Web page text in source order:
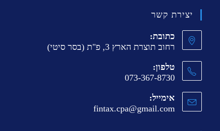
יצירת קשר
כתובת:
רחוב תוצרת הארץ 3, פ"ת (בסר סיטי)
טלפון:
073-367-8730
אימייל:
fintax.cpa@gmail.com